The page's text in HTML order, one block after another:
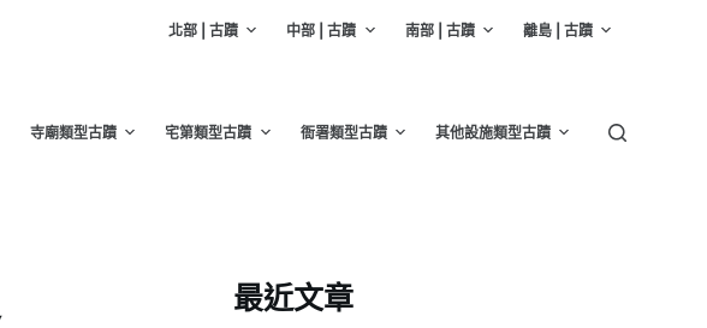
北部 | 古蹟 中部 | 古蹟 南部 | 古蹟 離島 | 古蹟
寺廟類型古蹟 宅第類型古蹟 衙署類型古蹟 其他設施類型古蹟
最近文章